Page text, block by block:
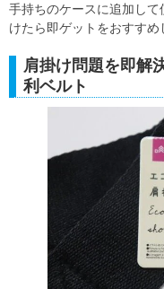
手持ちのケースに追加し
けたら即ゲットをおすすめ
肩掛け問題を即解
利ベルト